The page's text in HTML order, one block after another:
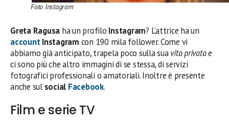
Foto Instagram
Greta Ragusa ha un profilo Instagram? L’attrice ha un
account Instagram con 190 mila follower. Come vi
abbiamo già anticipato, trapela poco sulla suavita privatae
ci sono più che altro immagini di se stessa, di servizi
fotografici professionali o amatoriali. Inoltre è presente
anche sul social Facebook.
Film e serie TV